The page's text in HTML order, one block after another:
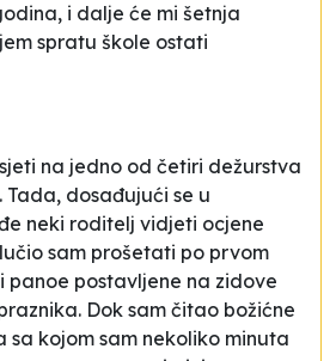
i dalje će mi šetnja
spratu škole ostati
na jedno od četiri dežurstva
dosađujući se u
neki roditelj vidjeti ocjene
sam prošetati po prvom
postavljene na zidove
Dok sam čitao božićne
sa kojom sam nekoliko minuta